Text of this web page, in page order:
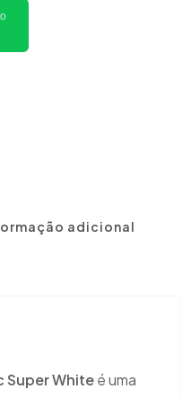
adicional
Super Whiteé uma